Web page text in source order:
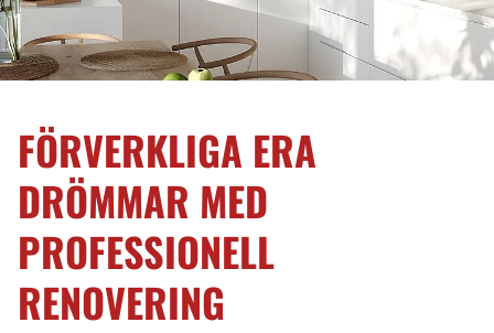
FÖRVERKLIGA ERA
DRÖMMAR MED
PROFESSIONELL
RENOVERING